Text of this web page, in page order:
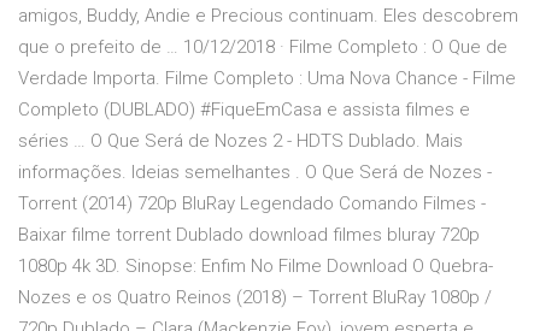
amigos, Buddy, Andie e Precious continuam. Eles descobrem
que o prefeito de … 10/12/2018 · Filme Completo : O Que de
Verdade Importa. Filme Completo : Uma Nova Chance - Filme
Completo (DUBLADO) #FiqueEmCasa e assista filmes e
séries … O Que Será de Nozes 2 - HDTS Dublado. Mais
informações. Ideias semelhantes . O Que Será de Nozes -
Torrent (2014) 720p BluRay Legendado Comando Filmes -
Baixar filme torrent Dublado download filmes bluray 720p
1080p 4k 3D. Sinopse: Enfim No Filme Download O Quebra-
Nozes e os Quatro Reinos (2018) – Torrent BluRay 1080p /